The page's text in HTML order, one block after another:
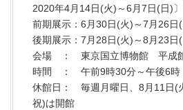
2020年4月14日(火)～6月7日(日)〕
前期展示：6月30日(火)～7月26日
後期展示：7月28日(火)～8月23日
会場 ： 東京国立博物館 平成館
時間 ： 午前9時30分～午後6時
休館日： 毎週月曜日、8月11日
祝)は開館